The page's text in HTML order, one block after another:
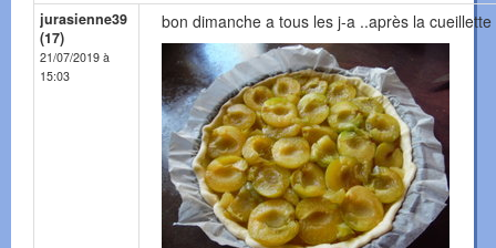
jurasienne39
(17)
21/07/2019 à
15:03
bon dimanche a tous les j-a ..après la cueillette